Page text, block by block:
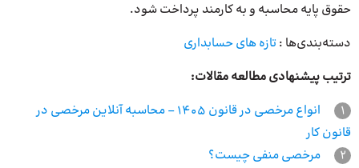
حقوق پایه محاسبه و به کارمند پرداخت شود.
دسته‌بندی‌ها : تازه های حسابداری
ترتیب پیشنهادی مطالعه مقالات:
1
انواع مرخصی در قانون 1405 – محاسبه آنلاین مرخصی در
قانون کار
2
مرخصی منفی چیست؟